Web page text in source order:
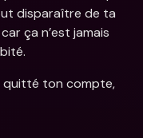
disparaître de ta
ça n’est jamais
quitté ton compte,